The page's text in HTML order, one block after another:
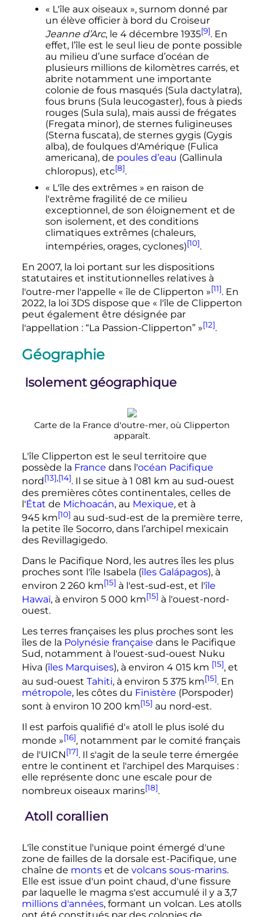
« L'île aux oiseaux », surnom donné par
un élève officier à bord du Croiseur
Jeanne d’Arc, le 4 décembre 1935[9]. En
effet, l’île est le seul lieu de ponte possible
au milieu d’une surface d’océan de
plusieurs millions de kilomètres carrés, et
abrite notamment une importante
colonie de fous masqués (Sula dactylatra),
fous bruns (Sula leucogaster), fous à pieds
rouges (Sula sula), mais aussi de frégates
(Fregata minor), de sternes fuligineuses
(Sterna fuscata), de sternes gygis (Gygis
alba), de foulques d'Amérique (Fulica
americana), de poules d’eau (Gallinula
chloropus), etc[8].
« L'île des extrêmes » en raison de
l'extrême fragilité de ce milieu
exceptionnel, de son éloignement et de
son isolement, et des conditions
climatiques extrêmes (chaleurs,
intempéries, orages, cyclones)[10].
En 2007, la loi portant sur les dispositions
statutaires et institutionnelles relatives à
l'outre-mer l'appelle « île de Clipperton »[11]. En
2022, la loi 3DS dispose que « l'île de Clipperton
peut également être désignée par
l'appellation : “La Passion-Clipperton” »[12].
Géographie
Isolement géographique
Carte de la France d'outre-mer, où Clipperton
apparaît.
L'île Clipperton est le seul territoire que
possède la France dans l'océan Pacifique
nord[13],[14]. Il se situe à 1 081 km au sud-ouest
des premières côtes continentales, celles de
l'État de Michoacán, au Mexique, et à
945 km[10] au sud-sud-est de la première terre,
la petite île Socorro, dans l’archipel mexicain
des Revillagigedo.
Dans le Pacifique Nord, les autres îles les plus
proches sont l'île Isabela (îles Galápagos), à
environ 2 260 km[15] à l'est-sud-est, et l'île
Hawaï, à environ 5 000 km[15] à l'ouest-nord-
ouest.
Les terres françaises les plus proches sont les
îles de la Polynésie française dans le Pacifique
Sud, notamment à l'ouest-sud-ouest Nuku
Hiva (îles Marquises), à environ 4 015 km [15], et
au sud-ouest Tahiti, à environ 5 375 km[15]. En
métropole, les côtes du Finistère (Porspoder)
sont à environ 10 200 km[15] au nord-est.
Il est parfois qualifié d'« atoll le plus isolé du
monde »[16], notamment par le comité français
de l'UICN[17]. Il s'agit de la seule terre émergée
entre le continent et l'archipel des Marquises :
elle représente donc une escale pour de
nombreux oiseaux marins[18].
Atoll corallien
L'île constitue l'unique point émergé d'une
zone de failles de la dorsale est-Pacifique, une
chaîne de montset de volcans sous-marins.
Elle est issue d'un point chaud, d'une fissure
par laquelle le magma s'est accumulé il y a 3,7
millions d'années, formant un volcan. Les atolls